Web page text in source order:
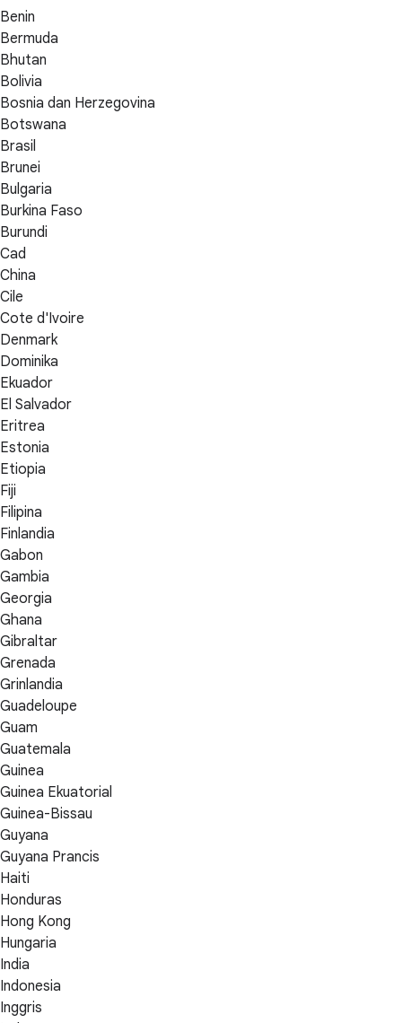
Benin
Bermuda
Bhutan
Bolivia
Bosnia dan Herzegovina
Botswana
Brasil
Brunei
Bulgaria
Burkina Faso
Burundi
Cad
China
Cile
Cote d'Ivoire
Denmark
Dominika
Ekuador
El Salvador
Eritrea
Estonia
Etiopia
Fiji
Filipina
Finlandia
Gabon
Gambia
Georgia
Ghana
Gibraltar
Grenada
Grinlandia
Guadeloupe
Guam
Guatemala
Guinea
Guinea Ekuatorial
Guinea-Bissau
Guyana
Guyana Prancis
Haiti
Honduras
Hong Kong
Hungaria
India
Indonesia
Inggris